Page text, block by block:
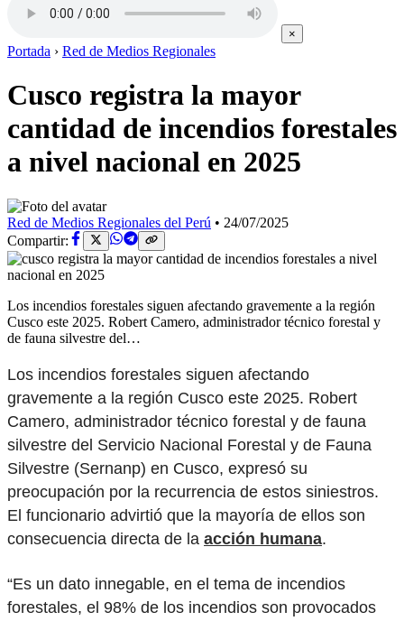
×
Portada › Red de Medios Regionales
Cusco registra la mayor
cantidad de incendios forestales
a nivel nacional en 2025
Red de Medios Regionales del Perú • 24/07/2025
Compartir:
Los incendios forestales siguen afectando gravemente a la región
Cusco este 2025. Robert Camero, administrador técnico forestal y
de fauna silvestre del…
Los incendios forestales siguen afectando
gravemente a la región Cusco este 2025. Robert
Camero, administrador técnico forestal y de fauna
silvestre del Servicio Nacional Forestal y de Fauna
Silvestre (Sernanp) en Cusco, expresó su
preocupación por la recurrencia de estos siniestros.
El funcionario advirtió que la mayoría de ellos son
consecuencia directa de la acción humana.
“Es un dato innegable, en el tema de incendios
forestales, el 98% de los incendios son provocados